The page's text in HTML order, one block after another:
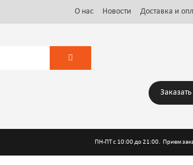
О нас Новости Доставка и
ПН-ПТ с 10:00 до 21:00. Прием